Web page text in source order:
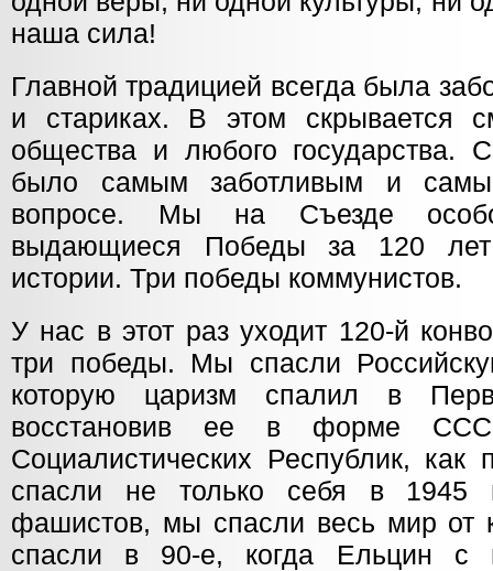
наша сила!
Главной традицией всегда была
и стариках. В этом скрывается
общества и любого государства.
было самым заботливым и
вопросе. Мы на Съезде
выдающиеся Победы за 120 лет
истории. Три победы коммунистов.
У нас в этот раз уходит 120-й
три победы. Мы спасли
которую царизм спалил в
восстановив ее в форме
Социалистических Республик, как
спасли не только себя в 1945
фашистов, мы спасли весь мир от
спасли в 90-е, когда Ельцин с